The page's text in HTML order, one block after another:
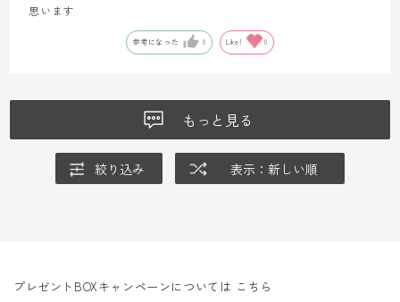
思います
参考になった 0 Like! 0
もっと見る
絞り込み 表示：新しい順
プレゼントBOXキャンペーンについては こちら